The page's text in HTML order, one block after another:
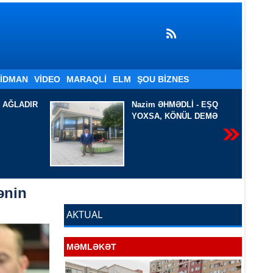
İDMAN VIDEO MARAQLI ELM ŞOU BIZNES
- EŞQ
QARA DƏNİZ SAHİLİNDƏ
AKTUAL
MƏMLƏKƏT